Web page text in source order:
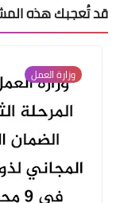
قد تُعجبك هذه
وزارة العمل